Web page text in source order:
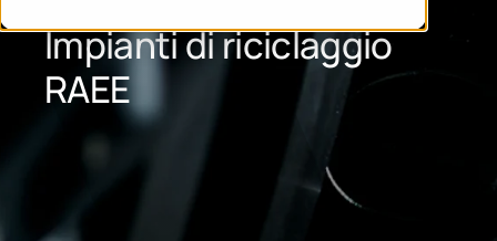
Impianti di riciclaggio
RAEE